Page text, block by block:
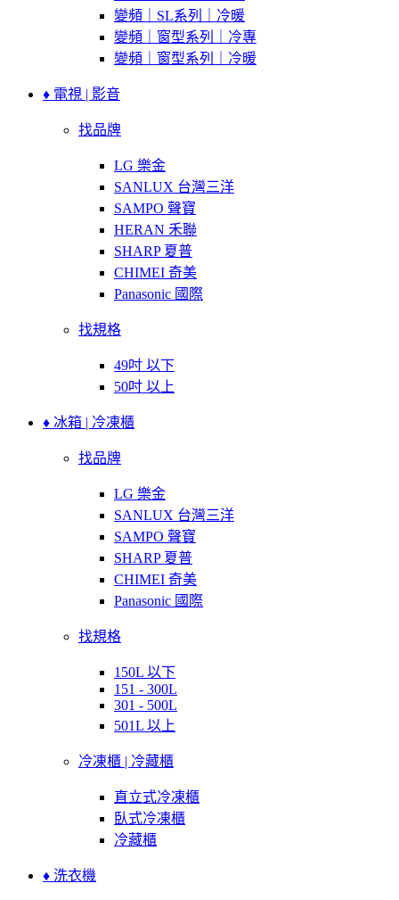
變頻｜SL系列｜冷暖
變頻｜窗型系列｜冷專
變頻｜窗型系列｜冷暖
♦ 電視 | 影音
找品牌
LG 樂金
SANLUX 台灣三洋
SAMPO 聲寶
HERAN 禾聯
SHARP 夏普
CHIMEI 奇美
Panasonic 國際
找規格
49吋 以下
50吋 以上
♦ 冰箱 | 冷凍櫃
找品牌
LG 樂金
SANLUX 台灣三洋
SAMPO 聲寶
SHARP 夏普
CHIMEI 奇美
Panasonic 國際
找規格
150L 以下
151 - 300L
301 - 500L
501L 以上
冷凍櫃 | 冷藏櫃
直立式冷凍櫃
臥式冷凍櫃
冷藏櫃
♦ 洗衣機